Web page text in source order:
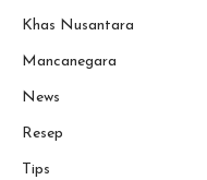
Khas Nusantara
Mancanegara
News
Resep
Tips